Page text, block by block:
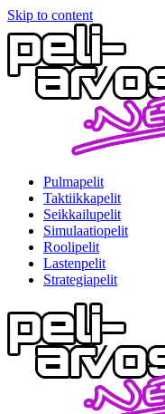
Skip to content
Pulmapelit
Taktiikkapelit
Seikkailupelit
Simulaatiopelit
Roolipelit
Lastenpelit
Strategiapelit